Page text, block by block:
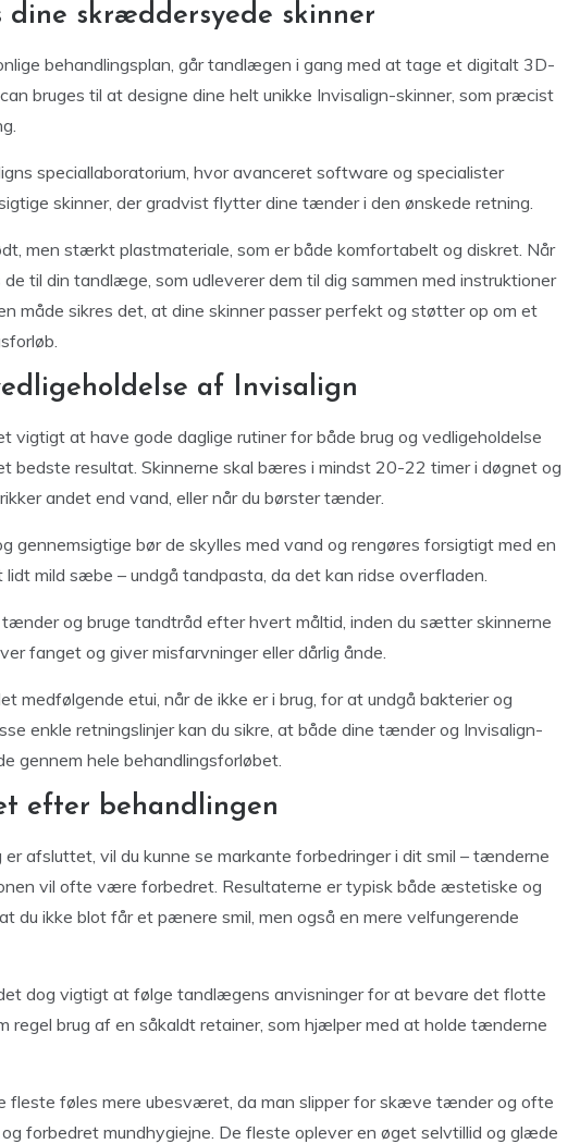
dine skræddersyede skinner
behandlingsplan, går tandlægen i gang med at tage et digitalt 3D-
bruges til at designe dine helt unikke Invisalign-skinner, som præcist
speciallaboratorium, hvor avanceret software og specialister
skinner, der gradvist flytter dine tænder i den ønskede retning.
men stærkt plastmateriale, som er både komfortabelt og diskret. Når
til din tandlæge, som udleverer dem til dig sammen med instruktioner
måde sikres det, at dine skinner passer perfekt og støtter op om et
af Invisalign
vigtigt at have gode daglige rutiner for både brug og vedligeholdelse
bedste resultat. Skinnerne skal bæres i mindst 20-22 timer i døgnet og
andet end vand, eller når du børster tænder.
gennemsigtige bør de skylles med vand og rengøres forsigtigt med en
mild sæbe – undgå tandpasta, da det kan ridse overfladen.
og bruge tandtråd efter hvert måltid, inden du sætter skinnerne
fanget og giver misfarvninger eller dårlig ånde.
medfølgende etui, når de ikke er i brug, for at undgå bakterier og
enkle retningslinjer kan du sikre, at både dine tænder og Invisalign-
gennem hele behandlingsforløbet.
efter behandlingen
afsluttet, vil du kunne se markante forbedringer i dit smil – tænderne
vil ofte være forbedret. Resultaterne er typisk både æstetiske og
du ikke blot får et pænere smil, men også en mere velfungerende
dog vigtigt at følge tandlægens anvisninger for at bevare det flotte
regel brug af en såkaldt retainer, som hjælper med at holde tænderne
fleste føles mere ubesværet, da man slipper for skæve tænder og ofte
forbedret mundhygiejne. De fleste oplever en øget selvtillid og glæde